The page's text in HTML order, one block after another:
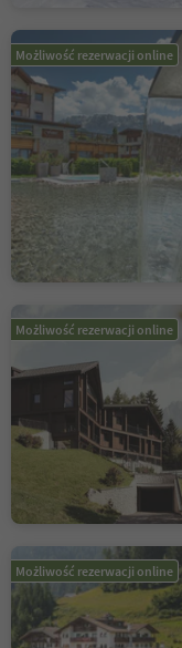
Możliwość rezerwacji online
Możliwość rezerwacji online
Możliwość rezerwacji online